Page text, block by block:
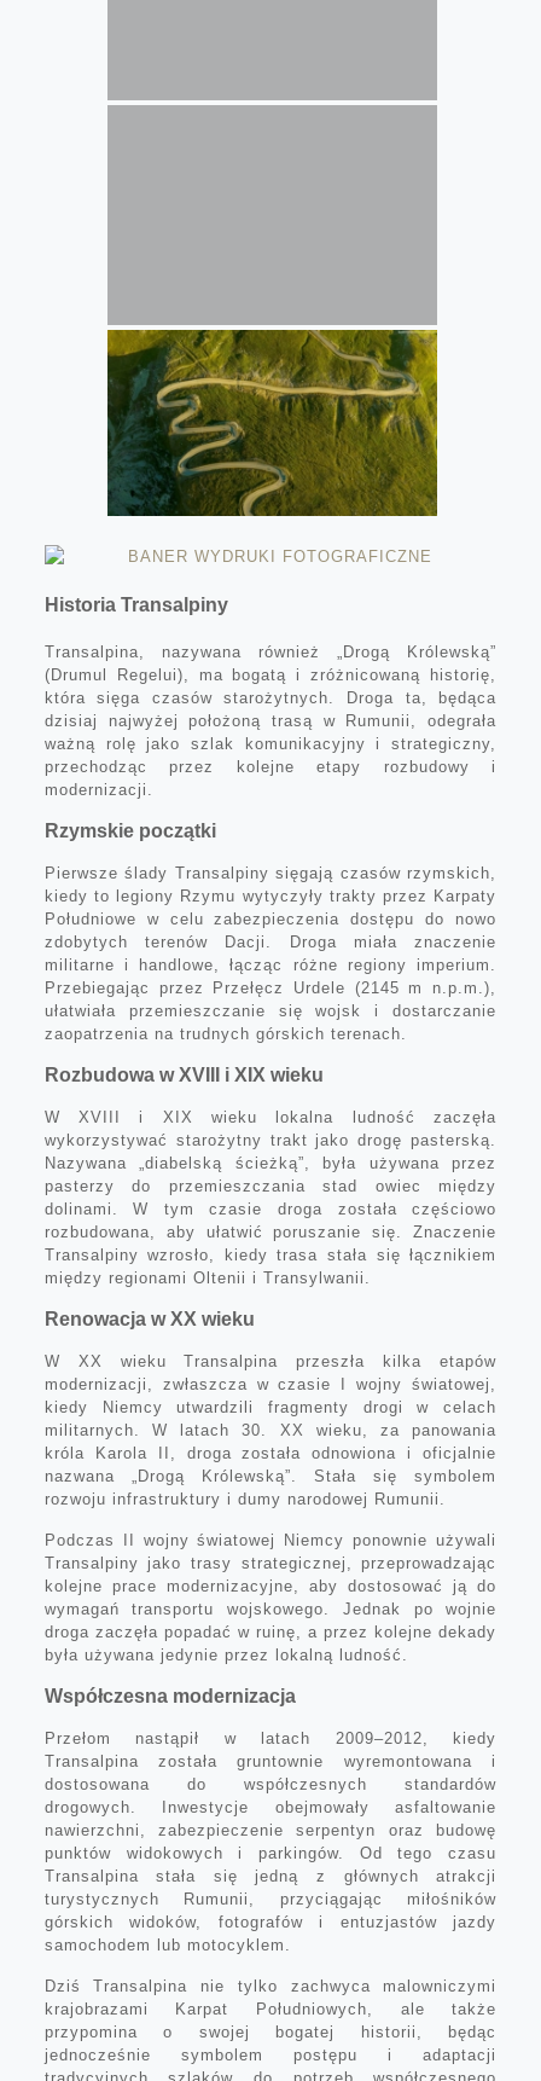
Historia Transalpiny
Transalpina, nazywana również „Drogą Królewską”
(Drumul Regelui), ma bogatą i zróżnicowaną historię,
która sięga czasów starożytnych. Droga ta, będąca
dzisiaj najwyżej położoną trasą w Rumunii, odegrała
ważną rolę jako szlak komunikacyjny i strategiczny,
przechodząc przez kolejne etapy rozbudowy i
modernizacji.
Rzymskie początki
Pierwsze ślady Transalpiny sięgają czasów rzymskich,
kiedy to legiony Rzymu wytyczyły trakty przez Karpaty
Południowe w celu zabezpieczenia dostępu do nowo
zdobytych terenów Dacji. Droga miała znaczenie
militarne i handlowe, łącząc różne regiony imperium.
Przebiegając przez Przełęcz Urdele (2145 m n.p.m.),
ułatwiała przemieszczanie się wojsk i dostarczanie
zaopatrzenia na trudnych górskich terenach.
Rozbudowa w XVIII i XIX wieku
W XVIII i XIX wieku lokalna ludność zaczęła
wykorzystywać starożytny trakt jako drogę pasterską.
Nazywana „diabelską ścieżką”, była używana przez
pasterzy do przemieszczania stad owiec między
dolinami. W tym czasie droga została częściowo
rozbudowana, aby ułatwić poruszanie się. Znaczenie
Transalpiny wzrosło, kiedy trasa stała się łącznikiem
między regionami Oltenii i Transylwanii.
Renowacja w XX wieku
W XX wieku Transalpina przeszła kilka etapów
modernizacji, zwłaszcza w czasie I wojny światowej,
kiedy Niemcy utwardzili fragmenty drogi w celach
militarnych. W latach 30. XX wieku, za panowania
króla Karola II, droga została odnowiona i oficjalnie
nazwana „Drogą Królewską”. Stała się symbolem
rozwoju infrastruktury i dumy narodowej Rumunii.
Podczas II wojny światowej Niemcy ponownie używali
Transalpiny jako trasy strategicznej, przeprowadzając
kolejne prace modernizacyjne, aby dostosować ją do
wymagań transportu wojskowego. Jednak po wojnie
droga zaczęła popadać w ruinę, a przez kolejne dekady
była używana jedynie przez lokalną ludność.
Współczesna modernizacja
Przełom nastąpił w latach 2009–2012, kiedy
Transalpina została gruntownie wyremontowana i
dostosowana do współczesnych standardów
drogowych. Inwestycje obejmowały asfaltowanie
nawierzchni, zabezpieczenie serpentyn oraz budowę
punktów widokowych i parkingów. Od tego czasu
Transalpina stała się jedną z głównych atrakcji
turystycznych Rumunii, przyciągając miłośników
górskich widoków, fotografów i entuzjastów jazdy
samochodem lub motocyklem.
Dziś Transalpina nie tylko zachwyca malowniczymi
krajobrazami Karpat Południowych, ale także
przypomina o swojej bogatej historii, będąc
jednocześnie symbolem postępu i adaptacji